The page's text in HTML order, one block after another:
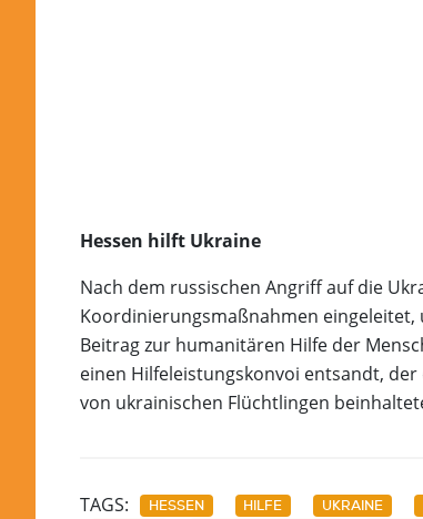
Hessen hilft Ukraine
Nach dem russischen Angriff auf die
Koordinierungsmaßnahmen
Beitrag zur humanitären Hilfe der
einen Hilfeleistungskonvoi entsandt,
von ukrainischen Flüchtlingen
TAGS: HESSEN HILFE UKRAINE